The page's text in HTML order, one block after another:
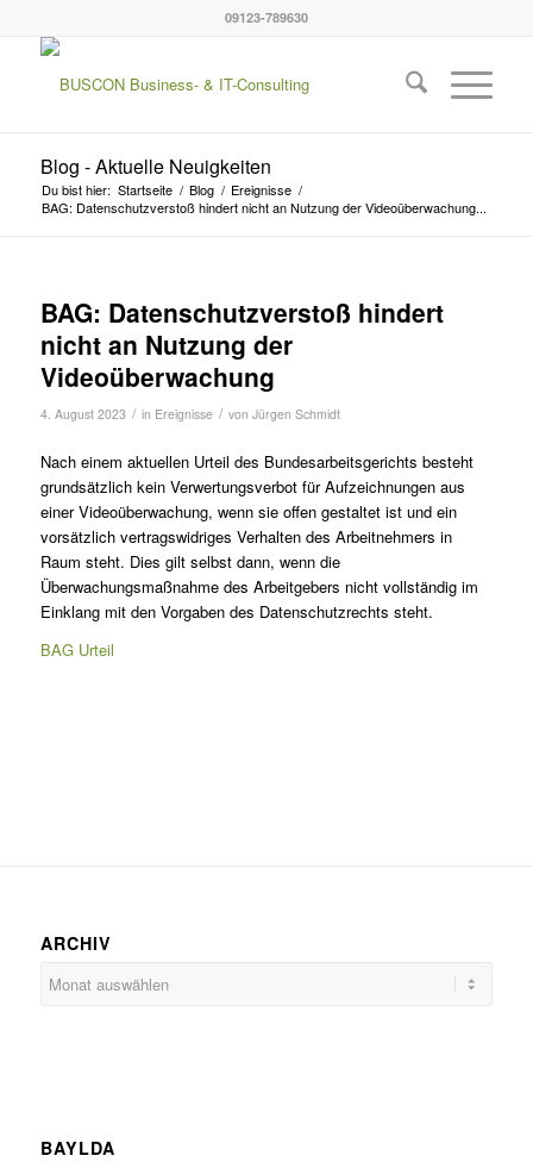
09123-789630
Blog - Aktuelle Neuigkeiten
Du bist hier: Startseite / Blog / Ereignisse /
BAG: Datenschutzverstoß hindert nicht an Nutzung der Videoüberwachung...
BAG: Datenschutzverstoß hindert
nicht an Nutzung der
Videoüberwachung
4. August 2023 / in Ereignisse / von Jürgen Schmidt
Nach einem aktuellen Urteil des Bundesarbeitsgerichts besteht
grundsätzlich kein Verwertungsverbot für Aufzeichnungen aus
einer Videoüberwachung, wenn sie offen gestaltet ist und ein
vorsätzlich vertragswidriges Verhalten des Arbeitnehmers in
Raum steht. Dies gilt selbst dann, wenn die
Überwachungsmaßnahme des Arbeitgebers nicht vollständig im
Einklang mit den Vorgaben des Datenschutzrechts steht.
BAG Urteil
ARCHIV
BAYLDA